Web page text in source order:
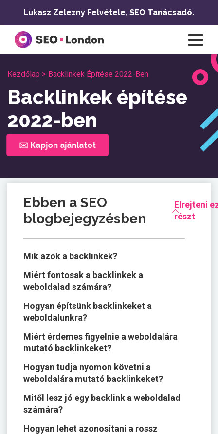
tartalomra
Lukasz Zelezny Felvétele, SEO Tanácsadó.
Kezdőlap > Backlinkek Építése 2022-Ben
Backlinkek építése
2022-ben
✉️ Kapjon ajánlatot
Ebben a SEO
blogbejegyzésben
Elrejteni
részt
Mik azok a backlinkek?
Miért fontosak a backlinkek a
weboldalad számára?
Hogyan építsünk backlinkeket a
weboldalunkra?
Miért érdemes figyelnie a weboldalára
mutató backlinkeket?
Hogyan tudja nyomon követni a
weboldalára mutató backlinkeket?
Mitől lesz jó egy backlink a weboldalad
számára?
Hogyan lehet azonosítani a rossz